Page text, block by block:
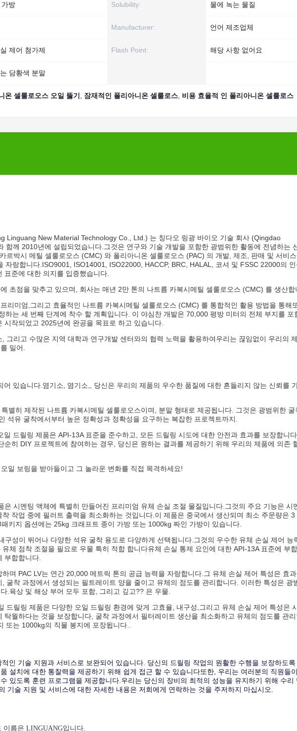
가방 Solubility: 물에 녹는 물질
Manufacturer: 언어 제조업체
제어 첨가제 Flash Point: 해당 사항 없어요
담황색 분말
온 셀룰로오스 오일 뚫기 잠재적인 폴리아니온 셀룰로스 비용 효율적 인 폴리아니온 셀룰로스
Linguang New Material Technology Co., Ltd.) 는 칭다오 링광 바이오 기술 회사 (Qingdao
함께 2010년에 설립되었습니다.그것은 연구와 기술 개발을 포함한 광범위한 활동에 전념하는
르박시 메틸 셀룰로오스 (CMC) 와 폴리아니온 셀룰로오스 (PAC) 의 개발, 제조, 판매 및 서비스
자랑합니다.ISO9001, ISO14001, ISO22000, HACCP, BRC, HALAL, 코셔 및 FSSC 22000의 인
준에 대한 의지를 입증했습니다.
초점을 맞추고 있으며, 회사는 매년 2만 톤의 나트륨 카복시메틸 셀룰로오스 (CMC) 를 생산합
리미엄,그리고 효율적인 나트륨 카복시메틸 셀룰로오스 (CMC) 를 통합적인 활용 방법을 통해
하는 세 번째 단계에 착수 할 계획입니다. 이 야심찬 개발은 70,000 평방 미터의 전체 부지를 포
작되었고 2025년에 완공을 목표로 하고 있습니다.
그리고 수많은 지역 대학과 연구개발 센터와의 협력 노력을 활용하여우리는 끊임없이 우리의
밀어.
있습니다.염기소, 염기소,, 당신은 우리의 제품의 우수한 품질에 대한 흔들리지 않는 신뢰를
별히 제작된 나트륨 카복시메틸 셀룰로오스이며, 분말 형태로 제공됩니다. 그것은 광범위한 굴
석유 굴착에서부터 높은 정확성과 정확성을 요구하는 복잡한 프로젝트까지.
일 드릴링 제품은 API-13A 표준을 준수하고, 모든 드릴링 시도에 대한 안전과 효과를 보장합니
순히 DIY 프로젝트에 참여하는 경우, 당신은 원하는 결과를 제공하기 위해 우리의 제품에 의존
일 보링을 받아들이고 그 놀라운 변화를 직접 목격하세요!
은 시멘팅 액체에 특별히 만들어진 프리미엄 유체 손실 조절 물질입니다.그것의 주요 기능은 시
작업 중에 필러트 출력을 최소화하는 것입니다.이 제품은 중국에서 생산되며 최소 주문량은 3
키지 옵션에는 25kg 크래프트 종이 가방 또는 1000kg 짜인 가방이 있습니다.
구성이 뛰어나 다양한 석유 굴착 용도로 다양하게 선택됩니다.그것의 우수한 유체 손실 제어 능
체 점착 조절을 필요로 우물 특히 적합 합니다유체 손실 통제 요인에 대한 API-13A 표준에 부
부합합니다.
며 PAC LV는 연간 20,000 메트릭 톤의 공급 능력을 자랑합니다.그 유체 손실 제어 특성은 효과
굴착 과정에서 생성되는 필트레이트 양을 줄이고 유체의 점도를 관리합니다. 이러한 특성은 광
.육상 및 해상 부어 모두 포함, 그리고 깊고?? 은 우물.
드릴링 제품은 다양한 오일 드릴링 환경에 맞게 고효율, 내구성,그리고 유체 손실 제어 특성은
탁월하다는 것을 보장합니다, 굴착 과정에서 필터레이트 생산을 최소화하고 유체의 점도를 관리
또는 1000kg의 직물 봉지에 포장됩니다..
인 기술 지원과 서비스로 보완되어 있습니다. 당신의 드릴링 작업의 원활한 수행을 보장하도록
설치에 대한 통찰력을 제공하기 위해 쉽게 접근 할 수 있습니다또한, 우리는 여러분의 직원들
있도록 훈련 프로그램을 제공합니다.우리는 당신의 장비의 최적의 성능을 유지하기 위해 수리
기술 지원 및 서비스에 대한 자세한 내용은 저희에게 연락하는 것을 주저하지 마십시오.
이름은 LINGUANG입니다.